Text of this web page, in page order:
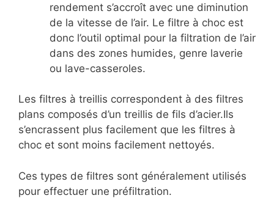
rendement s’accroît avec une diminution
de la vitesse de l’air. Le filtre à choc est
donc l’outil optimal pour la filtration de l’air
dans des zones humides, genre laverie
ou lave-casseroles.
Les filtres à treillis correspondent à des filtres
plans composés d’un treillis de fils d’acier.Ils
s’encrassent plus facilement que les filtres à
choc et sont moins facilement nettoyés.
Ces types de filtres sont généralement utilisés
pour effectuer une préfiltration.